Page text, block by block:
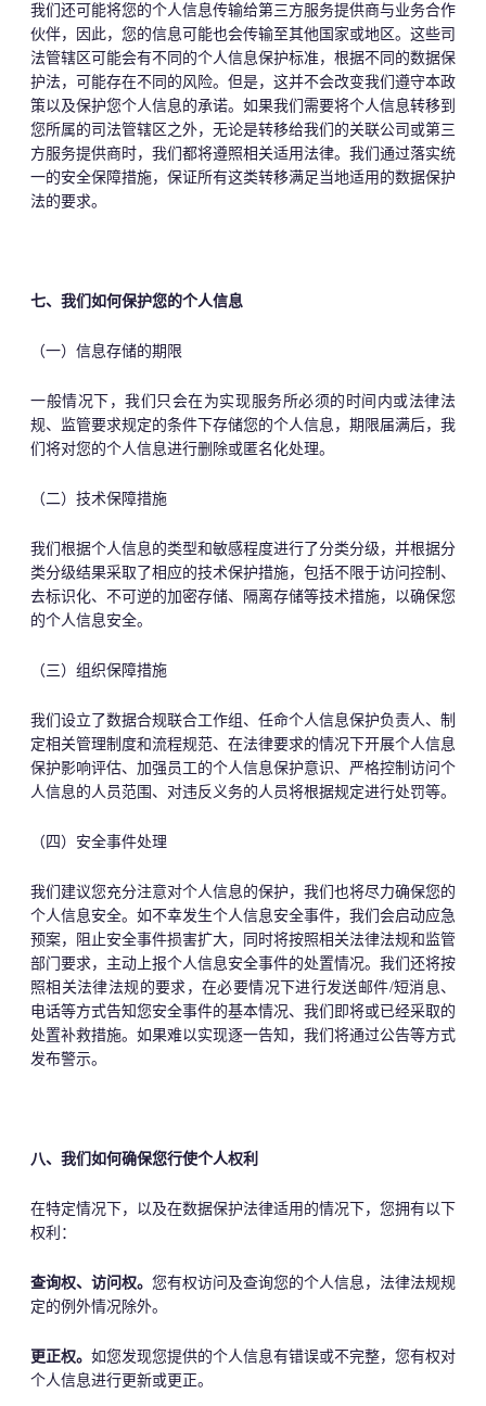
我们还可能将您的个人信息传输给第三方服务提供商与业务合作
伙伴，因此，您的信息可能也会传输至其他国家或地区。这些司
法管辖区可能会有不同的个人信息保护标准，根据不同的数据保
护法，可能存在不同的风险。但是，这并不会改变我们遵守本政
策以及保护您个人信息的承诺。如果我们需要将个人信息转移到
您所属的司法管辖区之外，无论是转移给我们的关联公司或第三
方服务提供商时，我们都将遵照相关适用法律。我们通过落实统
一的安全保障措施，保证所有这类转移满足当地适用的数据保护
法的要求。
七、我们如何保护您的个人信息
（一）信息存储的期限
一般情况下，我们只会在为实现服务所必须的时间内或法律法
规、监管要求规定的条件下存储您的个人信息，期限届满后，我
们将对您的个人信息进行删除或匿名化处理。
（二）技术保障措施
我们根据个人信息的类型和敏感程度进行了分类分级，并根据分
类分级结果采取了相应的技术保护措施，包括不限于访问控制、
去标识化、不可逆的加密存储、隔离存储等技术措施，以确保您
的个人信息安全。
（三）组织保障措施
我们设立了数据合规联合工作组、 任命个人信息保护负责人、 制
定相关管理制度和流程规范、在法律要求的情况下开展个人信息
保护影响评估、加强员工的个人信息保护意识、严格控制访问个
人信息的人员范围、对违反义务的人员将根据规定进行处罚等。
（四）安全事件处理
我们建议您充分注意对个人信息的保护，我们也将尽力确保您的
个人信息安全。如不幸发生个人信息安全事件，我们会启动应急
预案，阻止安全事件损害扩大，同时将按照相关法律法规和监管
部门要求，主动上报个人信息安全事件的处置情况。我们还将按
照相关法律法规的要求，在必要情况下进行发送邮件/短消息、
电话等方式告知您安全事件的基本情况、我们即将或已经采取的
处置补救措施。如果难以实现逐一告知，我们将通过公告等方式
发布警示。
八、我们如何确保您行使个人权利
在特定情况下，以及在数据保护法律适用的情况下，您拥有以下
权利：
查询权、访问权。 您有权访问及查询您的个人信息，法律法规规
定的例外情况除外。
更正权。 如您发现您提供的个人信息有错误或不完整，您有权对
个人信息进行更新或更正。